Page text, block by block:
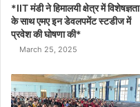
*IIT मंडी ने हिमालयी क्षेत्र में विशेषज्ञता
के साथ एमए इन डेवलपमेंट स्टडीज में
प्रवेश की घोषणा की*
March 25, 2025